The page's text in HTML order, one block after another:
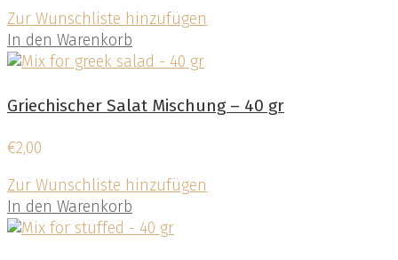
Zur Wunschliste hinzufügen
In den Warenkorb
Griechischer Salat Mischung – 40 gr
€2,00
Zur Wunschliste hinzufügen
In den Warenkorb